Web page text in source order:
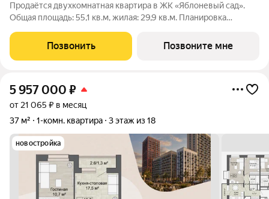
Продаётся двухкомнатная квартира в ЖК «Яблоневый сад».
Общая площадь: 55,1 кв.м, жилая: 29,9 кв.м. Планировка
и коридор 6,1 кв.м. Два раздельных санузла 3,9 и 1,8 кв.м. Также
есть
Позвонить Позвоните мне
5 957 000 ₽
от 21 065 ₽ в месяц
37 м²
1-комн. квартира 3 этаж из 18
новостройка